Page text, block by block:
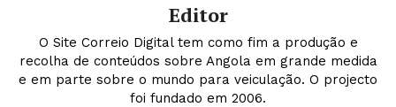
Editor
O Site Correio Digital tem como fim a produção e
recolha de conteúdos sobre Angola em grande medida
e em parte sobre o mundo para veiculação. O projecto
foi fundado em 2006.